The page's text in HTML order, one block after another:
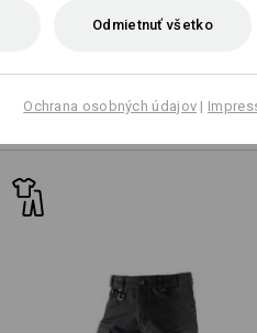
Porovnať všetky
Odmietnuť všetko
Ochrana osobných údajov |